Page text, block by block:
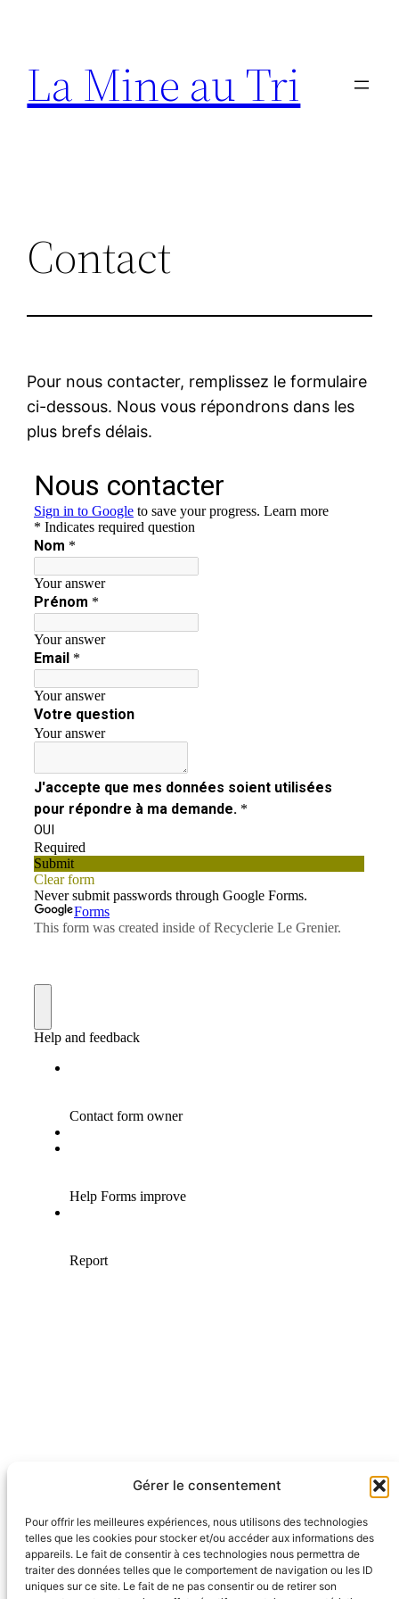
Gérer le consentement
Pour offrir les meilleures expériences, nous utilisons des technologies
telles que les cookies pour stocker et/ou accéder aux informations des
appareils. Le fait de consentir à ces technologies nous permettra de
traiter des données telles que le comportement de navigation ou les ID
uniques sur ce site. Le fait de ne pas consentir ou de retirer son
contenu
La Mine au Tri
Contact
Pour nous contacter, remplissez le formulaire
ci-dessous. Nous vous répondrons dans les
plus brefs délais.
sont utilisées uniquement pour répondre à
votre demande.